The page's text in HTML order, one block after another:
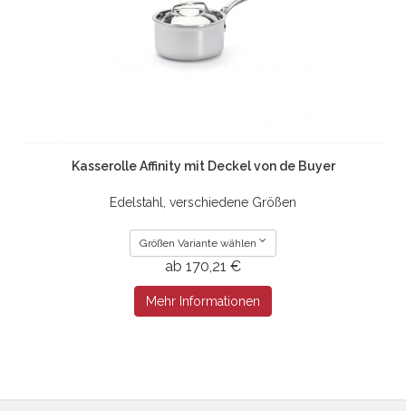
Kasserolle Affinity mit Deckel von de Buyer
Edelstahl, verschiedene Größen
Größen Variante wählen
ab 170,21 €
Mehr Informationen